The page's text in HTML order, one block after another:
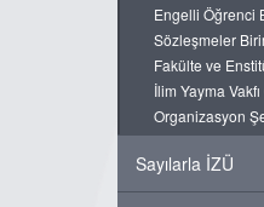
Engelli Öğrenci
Sözleşmeler
Fakülte ve
İlim Yayma
Organizasyon
Sayılarla İZÜ